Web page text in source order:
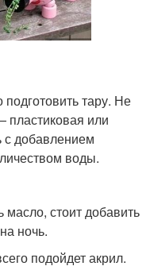
тару. Не
пластиковая или
с добавлением
воды.
стоит добавить
ночь.
подойдет акрил.